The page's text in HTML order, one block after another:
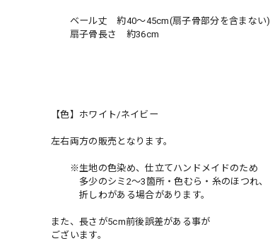
ベール丈 約40〜45cm(扇子骨部分を含まない)
扇子骨長さ 約36cm
【色】ホワイト/ネイビー
左右両方の販売となります。
※生地の色染め、仕立てハンドメイドのため
多少のシミ2～3箇所・色むら・糸のほつれ、
折しわがある場合があります。
また、長さが5cm前後誤差がある事が
ございます。